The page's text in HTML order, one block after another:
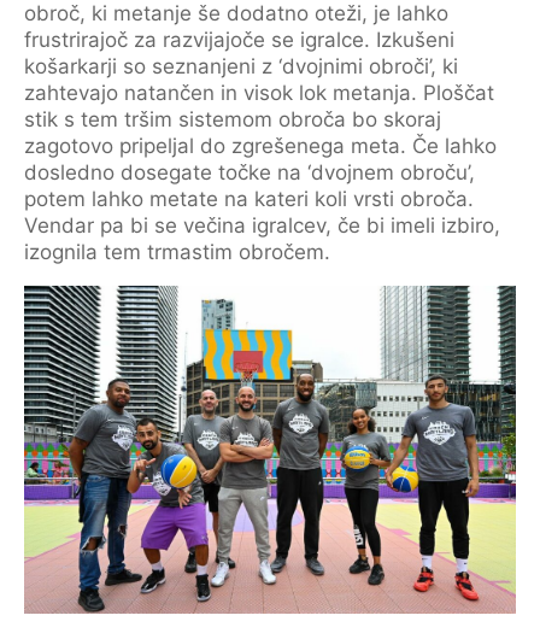
obroč, ki metanje še dodatno oteži, je lahko
frustrirajoč za razvijajoče se igralce. Izkušeni
košarkarji so seznanjeni z ‘dvojnimi obroči’, ki
zahtevajo natančen in visok lok metanja. Ploščat
stik s tem tršim sistemom obroča bo skoraj
zagotovo pripeljal do zgrešenega meta. Če lahko
dosledno dosegate točke na ‘dvojnem obroču’,
potem lahko metate na kateri koli vrsti obroča.
Vendar pa bi se večina igralcev, če bi imeli izbiro,
izognila tem trmastim obročem.